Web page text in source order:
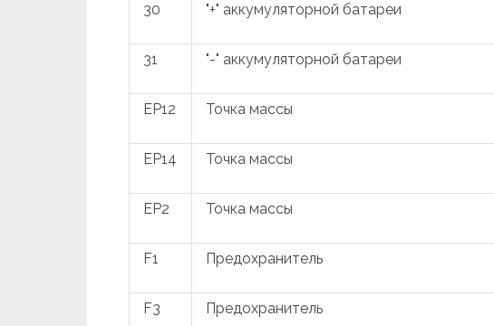
30 "+" аккумуляторной батареи
31 "-" аккумуляторной батареи
EP12 Точка массы
EP14 Точка массы
EP2 Точка массы
F1 Предохранитель
F3 Предохранитель